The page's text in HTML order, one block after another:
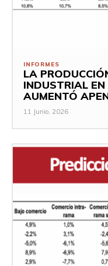
INFORMES
LA
INDUSTRIAL
AUMENTÓ
11 Junio, 2026